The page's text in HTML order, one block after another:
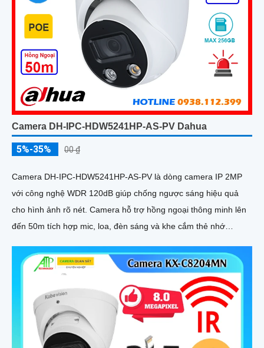
Camera DH-IPC-HDW5241HP-AS-PV Dahua
5%-35% 00 ₫
Camera DH-IPC-HDW5241HP-AS-PV là dòng camera IP 2MP
với công nghệ WDR 120dB giúp chống ngược sáng hiệu quả
cho hình ảnh rõ nét. Camera hỗ trợ hồng ngoại thông minh lên
đến 50m tích hợp mic, loa, đèn sáng và khe cắm thẻ nhớ